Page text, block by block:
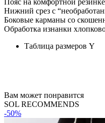
Нижний срез с
Боковые карманы со
Обработка изнанки
Таблица размеров Y
Вам может понравится
SOL RECOMMENDS
-50%